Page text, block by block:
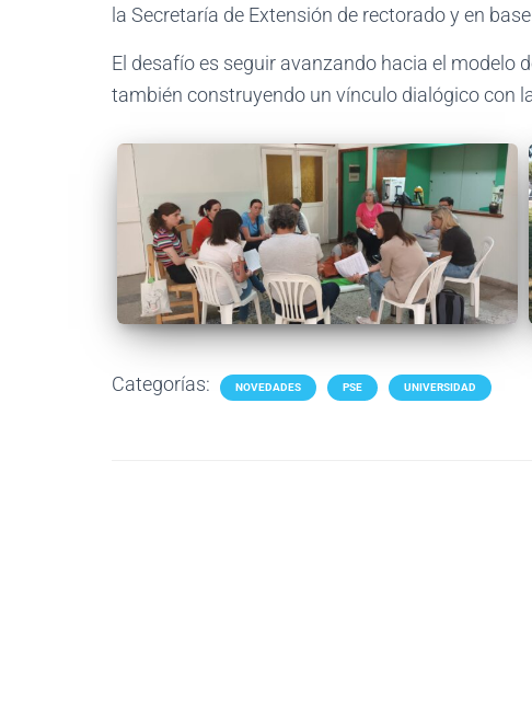
la Secretaría de Extensión de rectorado y en
El desafío es seguir avanzando hacia el modelo
también construyendo un vínculo dialógico con
Categorías: NOVEDADES PSE UNIVERSIDAD